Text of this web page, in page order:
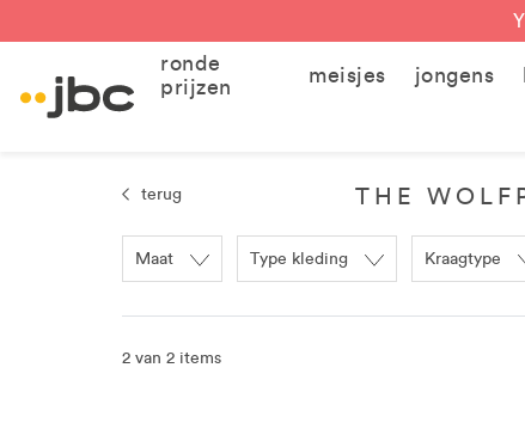
ronde
prijzen
meisjes jongens
terug THE
Maat Type kleding Kraagtype
2 van 2 items